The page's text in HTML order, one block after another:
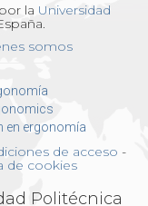
la Universidad
España.
somos
en ergonomía
de acceso -
de cookies
Politécnica